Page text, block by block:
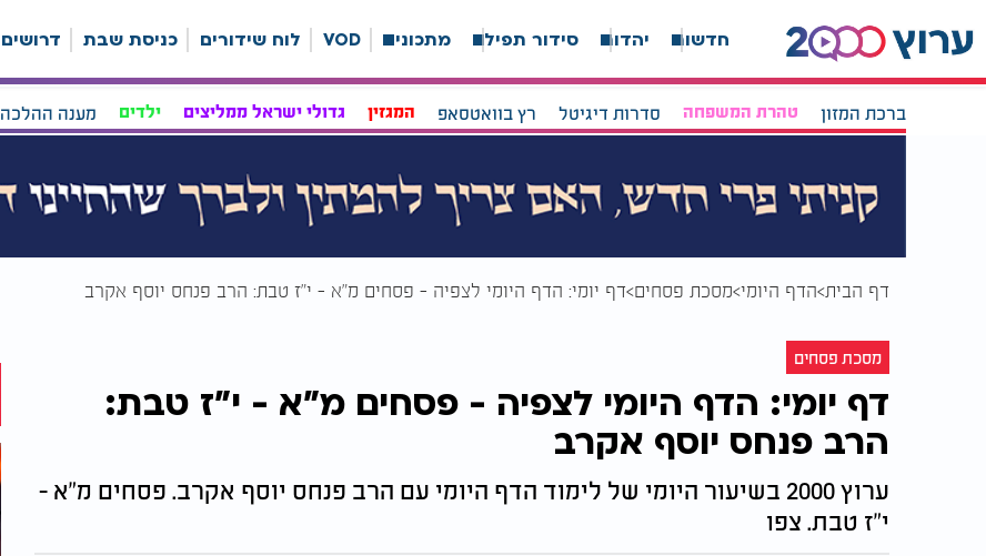
חדשות יהדות סידור תפילה מתכונים VOD לוח שידורים כניסת שבת דרושים
ברכת המזון טהרת המשפחה סדרות דיגיטל רץ בוואטסאפ המגזין גדולי ישראל ממליצים ילדים מענה ההלכה
דף הבית הדף היומי מסכת פסחים דף יומי: הדף היומי לצפיה - פסחים מ"א - י"ז טבת: הרב פנחס יוסף אקרב
מסכת פסחים
דף יומי: הדף היומי לצפיה - פסחים מ"א - י"ז טבת:
הרב פנחס יוסף אקרב
ערוץ 2000 בשיעור היומי של לימוד הדף היומי עם הרב פנחס יוסף אקרב. פסחים מ"א -
י"ז טבת. צפו